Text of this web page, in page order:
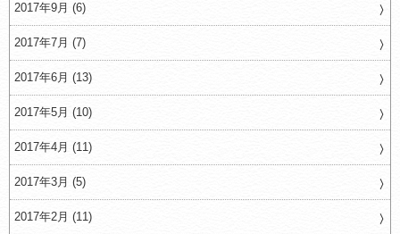
2017年9月 (6)
2017年7月 (7)
2017年6月 (13)
2017年5月 (10)
2017年4月 (11)
2017年3月 (5)
2017年2月 (11)